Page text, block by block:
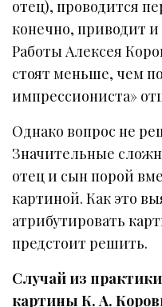
отец), проводится
конечно, приводит
Работы Алексея
стоят меньше, чем
импрессиониста»
Однако вопрос не
Значительные
отец и сын порой
картиной. Как это
атрибутировать
предстоит решить.
Случай из
картины К. А.